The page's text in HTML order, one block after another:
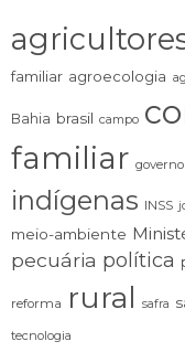
familiar agroecologia
Bahia brasil campo
familiar governo
indígenas INSS
meio-ambiente
pecuária política
reforma rural safra
tecnologia